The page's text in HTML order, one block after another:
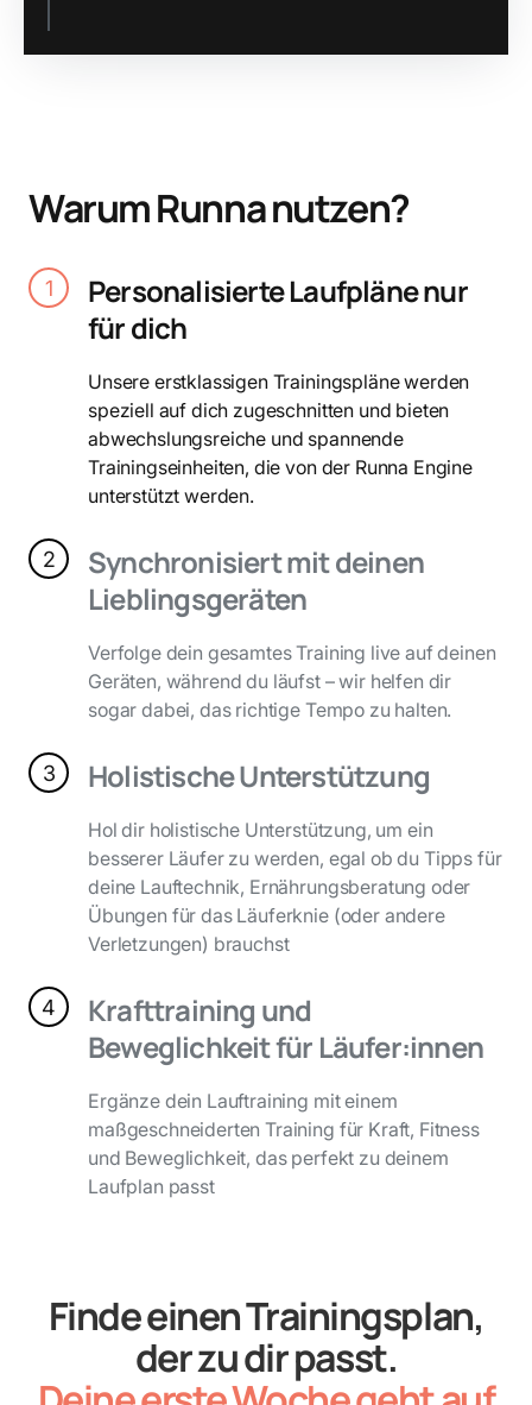
Warum Runna nutzen?
1
Personalisierte Laufpläne nur
für dich
Unsere erstklassigen Trainingspläne werden
speziell auf dich zugeschnitten und bieten
abwechslungsreiche und spannende
Trainingseinheiten, die von der Runna Engine
unterstützt werden.
2
Synchronisiert mit deinen
Lieblingsgeräten
Verfolge dein gesamtes Training live auf deinen
Geräten, während du läufst – wir helfen dir
sogar dabei, das richtige Tempo zu halten.
3 Holistische Unterstützung
Hol dir holistische Unterstützung, um ein
besserer Läufer zu werden, egal ob du Tipps für
deine Lauftechnik, Ernährungsberatung oder
Übungen für das Läuferknie (oder andere
Verletzungen) brauchst
4
Krafttraining und
Beweglichkeit für Läufer:innen
Ergänze dein Lauftraining mit einem
maßgeschneiderten Training für Kraft, Fitness
und Beweglichkeit, das perfekt zu deinem
Laufplan passt
Finde einen Trainingsplan,
der zu dir passt.